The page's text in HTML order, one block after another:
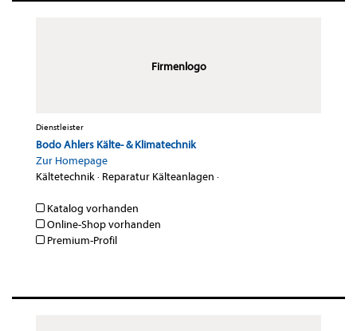
Firmenlogo
Dienstleister
Bodo Ahlers Kälte- & Klimatechnik
Zur Homepage
Kältetechnik· Reparatur Kälteanlagen ·
Katalog vorhanden
Online-Shop vorhanden
Premium-Profil